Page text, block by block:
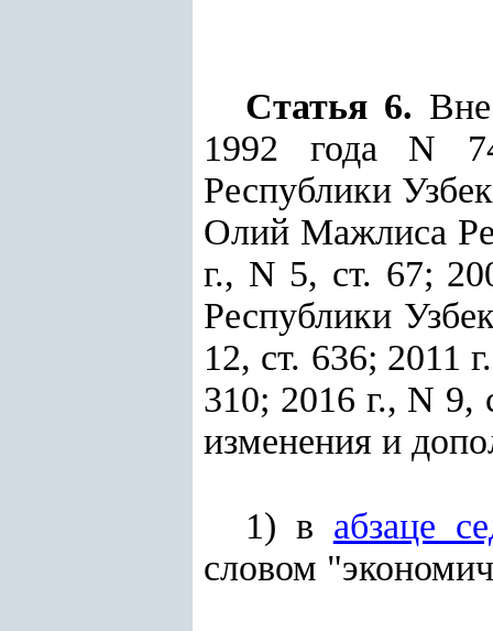
Статья 6.
1992 года N
Республики
Олий Мажлиса
г., N 5, ст. 67;
Республики
12, ст. 636; 2011
310; 2016 г., N 9,
изменения и
1) в абзаце
словом